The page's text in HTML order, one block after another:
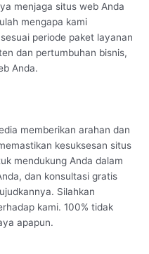
menjaga situs web Anda
mengapa kami
periode paket layanan
dan pertumbuhan bisnis,
Anda.
memberikan arahan dan
kesuksesan situs
mendukung Anda dalam
dan konsultasi gratis
Silahkan
kami. 100% tidak
apapun.